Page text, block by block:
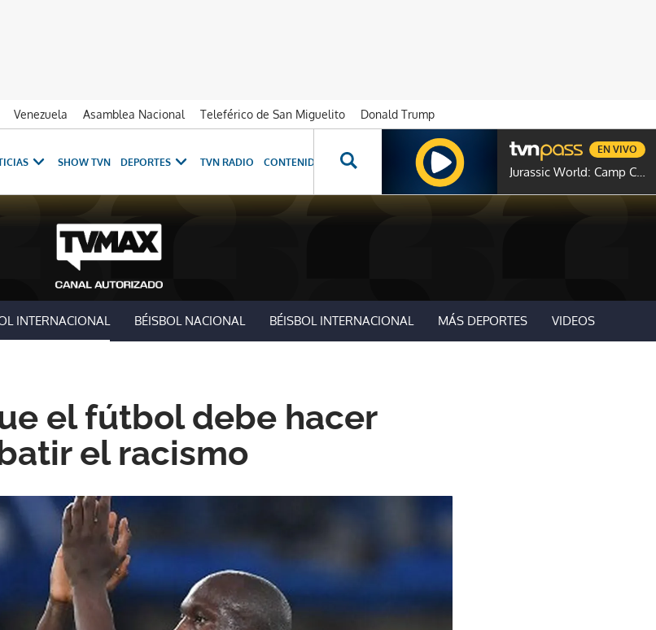
Venezuela Asamblea Nacional Teleférico de San Miguelito
Donald Trump
SHOW TVN DEPORTES TVN RADIO CONTENIDOS ESPECIALES NOVELAS GENTE TVN
Jurassic World: Camp Cretaceous
EN VIVO
INTERNACIONAL BÉISBOL NACIONAL BÉISBOL INTERNACIONAL MÁS DEPORTES VIDEOS
el fútbol debe hacer
el racismo